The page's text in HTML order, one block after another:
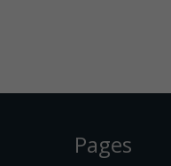
Pages